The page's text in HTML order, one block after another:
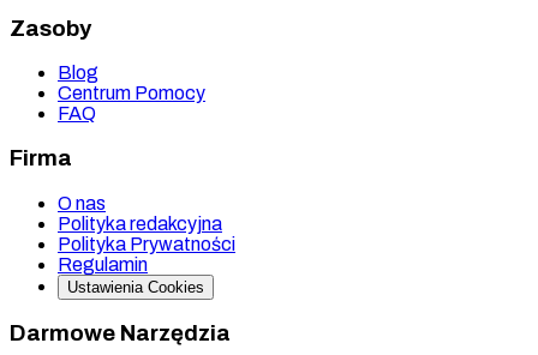
Zasoby
Blog
Centrum Pomocy
FAQ
Firma
O nas
Polityka redakcyjna
Polityka Prywatności
Regulamin
Ustawienia Cookies
Darmowe Narzędzia